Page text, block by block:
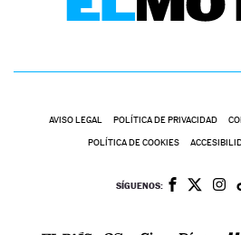
AVISO LEGAL POLÍTICA DE PRIVACIDAD
POLÍTICA DE COOKIES
SÍGUENOS: